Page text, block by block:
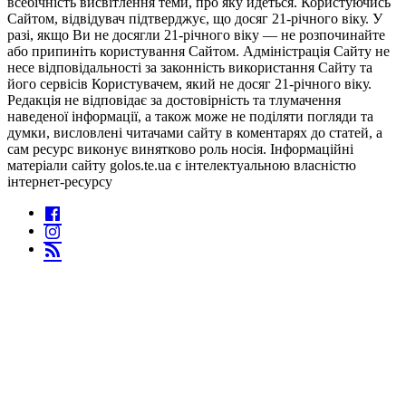
Сайтом, відвідувач підтверджує, що досяг 21-річного віку. У
разі, якщо Ви не досягли 21-річного віку — не розпочинайте
або припиніть користування Сайтом. Адміністрація Сайту не
несе відповідальності за законність використання Сайту та
його сервісів Користувачем, який не досяг 21-річного віку.
Редакція не відповідає за достовірність та тлумачення
наведеної інформації, а також може не поділяти погляди та
думки, висловлені читачами сайту в коментарях до статей, а
сам ресурс виконує винятково роль носія. Інформаційні
матеріали сайту golos.te.ua є інтелектуальною власністю
інтернет-ресурсу